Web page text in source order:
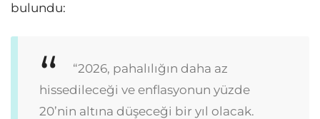
bulundu:
“2026, pahalılığın daha az
hissedileceği ve enflasyonun yüzde
20’nin altına düşeceği bir yıl olacak.